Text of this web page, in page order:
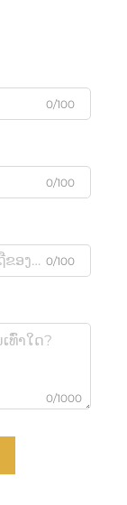
0/100
0/100
0/100
0/1000